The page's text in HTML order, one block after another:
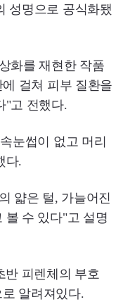
성명으로 공식화됐
화를 재현한 작품
걸쳐 피부 질환을
"고 전했다.
눈썹이 없고 머리
다.
얇은 털, 가늘어진
볼 수 있다"고 설명
반 피렌체의 부호
알려져있다.